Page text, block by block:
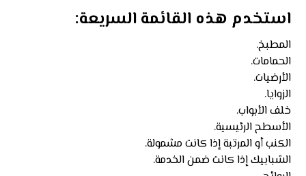
استخدم هذه القائمة السريعة:
المطبخ.
الحمامات.
الأرضيات.
الزوايا.
خلف الأبواب.
الأسطح الرئيسية.
الكنب أو المرتبة إذا كانت مشمولة.
الشبابيك إذا كانت ضمن الخدمة.